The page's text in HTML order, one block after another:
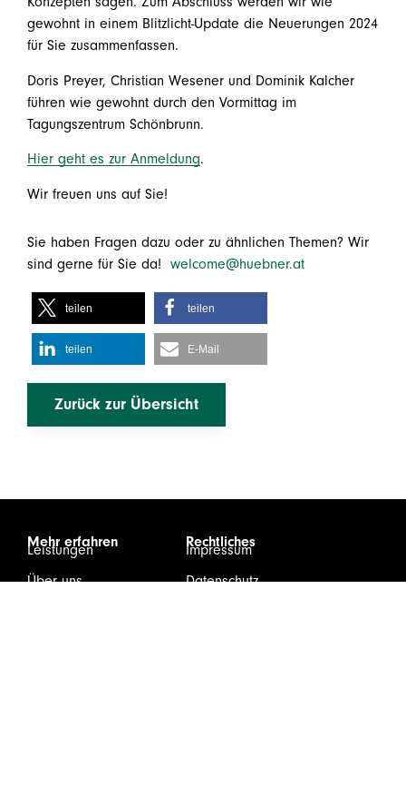
gewohnt in einem Blitzlicht-Update die Neuerungen 2024
für Sie zusammenfassen.
Doris Preyer, Christian Wesener und Dominik Kalcher
führen wie gewohnt durch den Vormittag im
Tagungszentrum Schönbrunn.
Hier geht es zur Anmeldung.
Wir freuen uns auf Sie!
Sie haben Fragen dazu oder zu ähnlichen Themen? Wir
sind gerne für Sie da! welcome@huebner.at
teilen teilen
teilen E-Mail
Zurück zur Übersicht
Mehr erfahren
Leistungen
Über uns
Rechtliches
Impressum
Datenschutz